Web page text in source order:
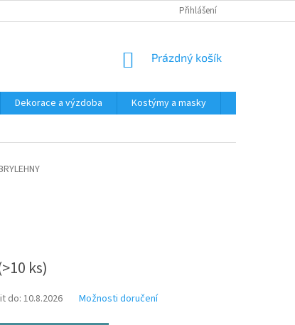
Přihlášení
NÁKUPNÍ
Prázdný košík
Dekorace a výzdoba Kostýmy a masky
ks)
do: 10.8.2026 Možnosti doručení